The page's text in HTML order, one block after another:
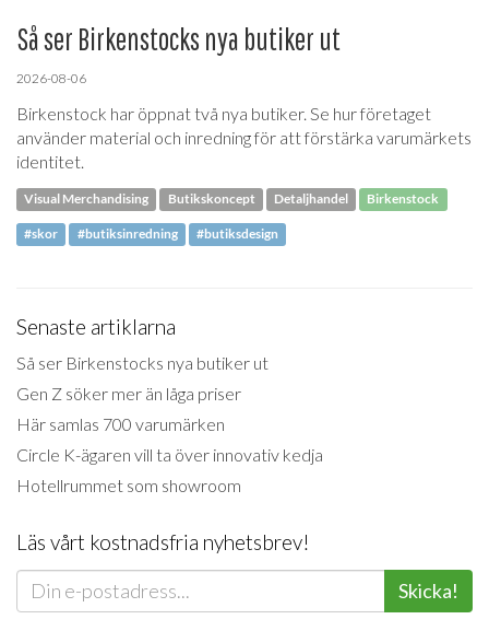
Så ser Birkenstocks nya butiker ut
2026-08-06
Birkenstock har öppnat två nya butiker. Se hur företaget
använder material och inredning för att förstärka varumärkets
identitet.
Visual Merchandising Butikskoncept Detaljhandel Birkenstock
#skor #butiksinredning #butiksdesign
Senaste artiklarna
Så ser Birkenstocks nya butiker ut
Gen Z söker mer än låga priser
Här samlas 700 varumärken
Circle K-ägaren vill ta över innovativ kedja
Hotellrummet som showroom
Läs vårt kostnadsfria nyhetsbrev!
Skicka!